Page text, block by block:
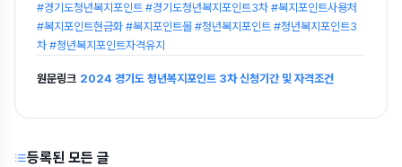
#경기도청년복지포인트 #경기도청년복지포인트3차 #복지포인트사용처
#복지포인트현금화 #복지포인트몰 #청년복지포인트 #청년복지포인트3
차 #청년복지포인트자격유지
원문링크 2024 경기도 청년복지포인트 3차 신청기간 및 자격조건
등록된 모든 글